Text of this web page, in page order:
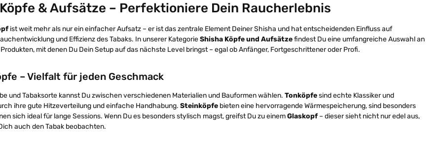
& Aufsätze – Perfektioniere Dein Raucherlebnis
ist weit mehr als nur ein einfacher Aufsatz – er ist das zentrale Element Deiner Shisha und hat entscheidenden Einfluss auf
und Effizienz des Tabaks. In unserer KategorieShisha Köpfe und Aufsätzefindest Du eine umfangreiche Auswahl an
mit denen Du Dein Setup auf das nächste Level bringst – egal ob Anfänger, Fortgeschrittener oder Profi.
– Vielfalt für jeden Geschmack
und Tabaksorte kannst Du zwischen verschiedenen Materialien und Bauformen wählen. Tonköpfesind echte Klassiker und
ihre gute Hitzeverteilung und einfache Handhabung. Steinköpfe bieten eine hervorragende Wärmespeicherung, sind besonders
sich ideal für lange Sessions. Wenn Du es besonders stylisch magst, greifst Du zu einemGlaskopf– dieser sieht nicht nur edel aus,
auch den Tabak beobachten.